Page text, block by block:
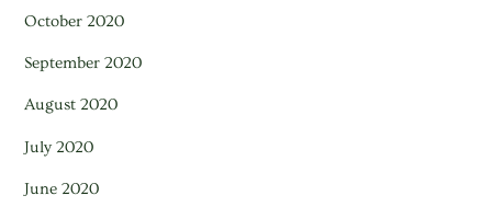
October 2020
September 2020
August 2020
July 2020
June 2020